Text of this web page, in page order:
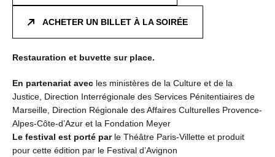
ACHETER UN BILLET À LA SOIRÉE
Restauration et buvette sur place.
En partenariat avec les ministères de la Culture et de la
Justice, Direction Interrégionale des Services Pénitentiaires de
Marseille, Direction Régionale des Affaires Culturelles Provence-
Alpes-Côte-d’Azur et la Fondation Meyer
Le festival est porté parle Théâtre Paris-Villette et produit
pour cette édition par le Festival d’Avignon